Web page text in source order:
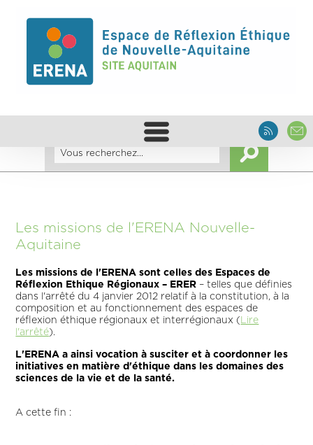
Les missions de l'ERENA Nouvelle-
Aquitaine
Les missions de l'ERENA sont celles des Espaces de
Réflexion Ethique Régionaux – ERER – telles que définies
dans l'arrêté du 4 janvier 2012 relatif à la constitution, à la
composition et au fonctionnement des espaces de
réflexion éthique régionaux et interrégionaux ( Lire
l'arrêté).
L'ERENA a ainsi vocation à susciter et à coordonner les
initiatives en matière d'éthique dans les domaines des
sciences de la vie et de la santé.
A cette fin :